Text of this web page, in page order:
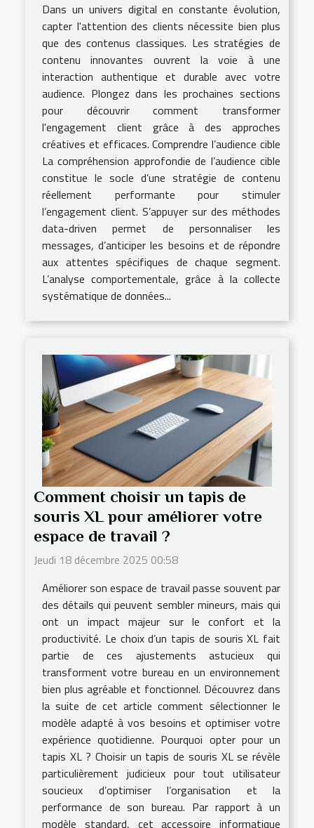
Dans un univers digital en constante évolution,
capter l'attention des clients nécessite bien plus
que des contenus classiques. Les stratégies de
contenu innovantes ouvrent la voie à une
interaction authentique et durable avec votre
audience. Plongez dans les prochaines sections
pour découvrir comment transformer
l'engagement client grâce à des approches
créatives et efficaces. Comprendre l’audience cible
La compréhension approfondie de l’audience cible
constitue le socle d’une stratégie de contenu
réellement performante pour stimuler
l’engagement client. S’appuyer sur des méthodes
data-driven permet de personnaliser les
messages, d’anticiper les besoins et de répondre
aux attentes spécifiques de chaque segment.
L’analyse comportementale, grâce à la collecte
systématique de données...
Comment choisir un tapis de
souris XL pour améliorer votre
espace de travail ?
Jeudi 18 décembre 2025 00:58
Améliorer son espace de travail passe souvent par
des détails qui peuvent sembler mineurs, mais qui
ont un impact majeur sur le confort et la
productivité. Le choix d’un tapis de souris XL fait
partie de ces ajustements astucieux qui
transforment votre bureau en un environnement
bien plus agréable et fonctionnel. Découvrez dans
la suite de cet article comment sélectionner le
modèle adapté à vos besoins et optimiser votre
expérience quotidienne. Pourquoi opter pour un
tapis XL ? Choisir un tapis de souris XL se révèle
particulièrement judicieux pour tout utilisateur
soucieux d’optimiser l’organisation et la
performance de son bureau. Par rapport à un
modèle standard, cet accessoire informatique